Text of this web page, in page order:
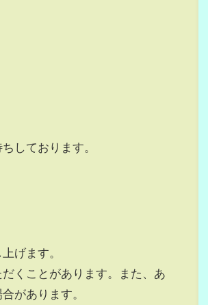
しております。
げます。
くことがあります。また、あ
があります。